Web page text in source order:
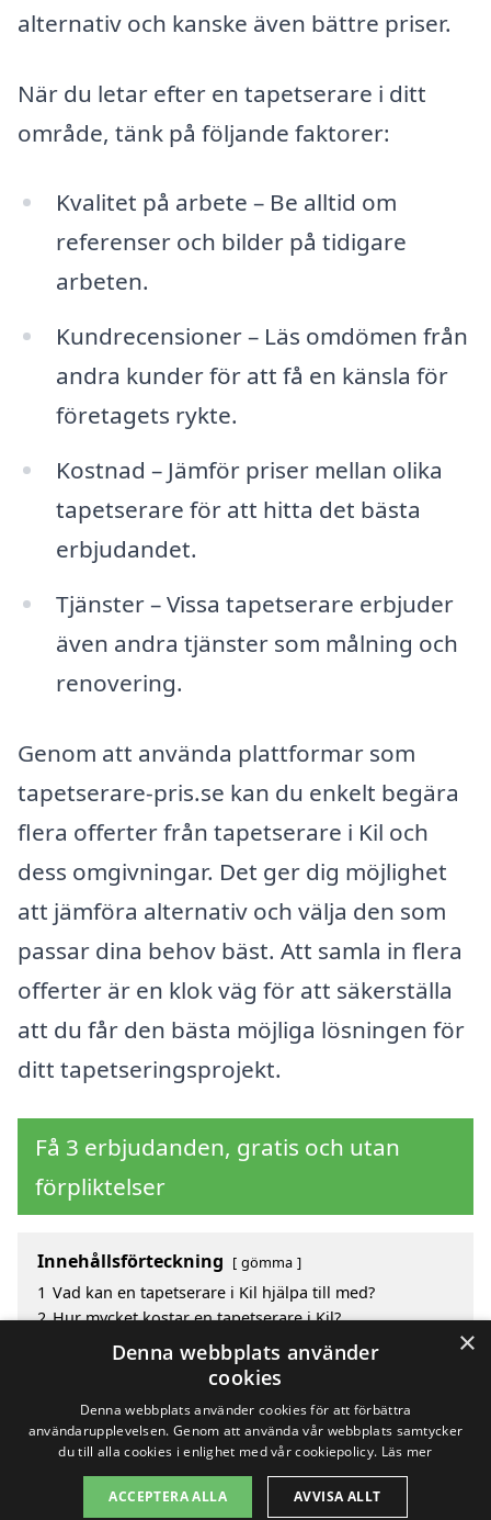
alternativ och kanske även bättre priser.
När du letar efter en tapetserare i ditt
område, tänk på följande faktorer:
Kvalitet på arbete – Be alltid om
referenser och bilder på tidigare
arbeten.
Kundrecensioner – Läs omdömen från
andra kunder för att få en känsla för
företagets rykte.
Kostnad – Jämför priser mellan olika
tapetserare för att hitta det bästa
erbjudandet.
Tjänster – Vissa tapetserare erbjuder
även andra tjänster som målning och
renovering.
Genom att använda plattformar som
tapetserare-pris.se kan du enkelt begära
flera offerter från tapetserare i Kil och
dess omgivningar. Det ger dig möjlighet
att jämföra alternativ och välja den som
passar dina behov bäst. Att samla in flera
offerter är en klok väg för att säkerställa
att du får den bästa möjliga lösningen för
ditt tapetseringsprojekt.
Få 3 erbjudanden, gratis och utan
förpliktelser
Innehållsförteckning gömma
1 Vad kan en tapetserare i Kil hjälpa till med?
2 Hur mycket kostar en tapetserare i Kil?
Fördelar med att välja tapetserare i Kil
Sök efter en skicklig tapetserare i de omgivande
Copyright 2026 - Pilanto Aps
×
Denna webbplats använder
cookies
Denna webbplats använder cookies för att förbättra
användarupplevelsen. Genom att använda vår webbplats samtycker
du till alla cookies i enlighet med vår cookiepolicy. Läs mer
ACCEPTERA ALLA AVVISA ALLT